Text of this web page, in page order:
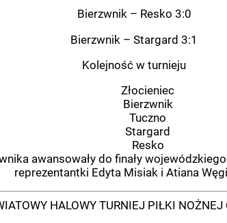
Bierzwnik – Resko 3:0
Bierzwnik – Stargard 3:1
Kolejność w turnieju
Złocieniec
Bierzwnik
Tuczno
Stargard
Resko
awansowały do finały
reprezentantki Edyta Misiak i Atiana
HALOWY TURNIEJ PIŁKI NOŻNEJ